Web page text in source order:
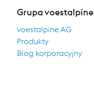
Grupa voestalpine
voestalpine AG
Produkty
Blog korporacyjny